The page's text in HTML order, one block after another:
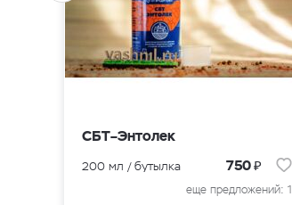
СБТ–Энтолек
200 мл / бутылка 750₽
еще предложений: 1